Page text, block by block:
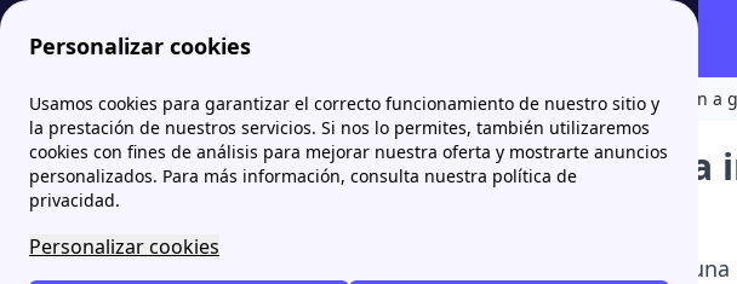
Personalizar cookies
Usamos cookies para garantizar el correcto funcionamiento de nuestro sitio y
la prestación de nuestros servicios. Si nos lo permites, también utilizaremos
cookies con fines de análisis para mejorar nuestra oferta y mostrarte anuncios
personalizados. Para más información, consulta nuestra política de
privacidad.
Personalizar cookies
Papernest.es MoreDar de alta el gas natural ¿Cuánto cuesta instalar calefacción a
¿Cuánto cuesta
El precio aproximado de